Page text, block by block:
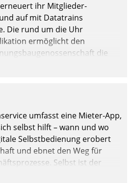
erneuert ihr Mitglieder-
auf mit Datatrains
Die rund um die Uhr
ermöglicht den
die
Tablet oder PC.
umfasst eine Mieter-App,
selbst hilft – wann und wo
Selbstbedienung erobert
und ebnet den Weg für
Selbst ist der